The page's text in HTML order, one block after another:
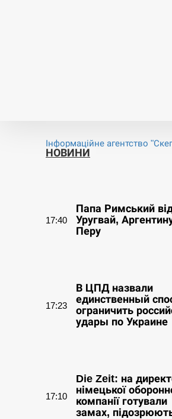
Інформаційне агентство
НОВИНИ
17:40
Папа Римський
Уругвай,
Перу
17:23
В ЦПД назвали
единственный
ограничить
удары по Украине
17:10
Die Zeit: на
німецької
компанії готували
замах,